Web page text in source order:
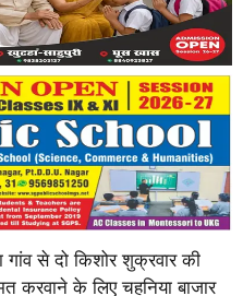
से दो किशोर शुक्रवार की
करवाने के लिए चहनिया बाजार